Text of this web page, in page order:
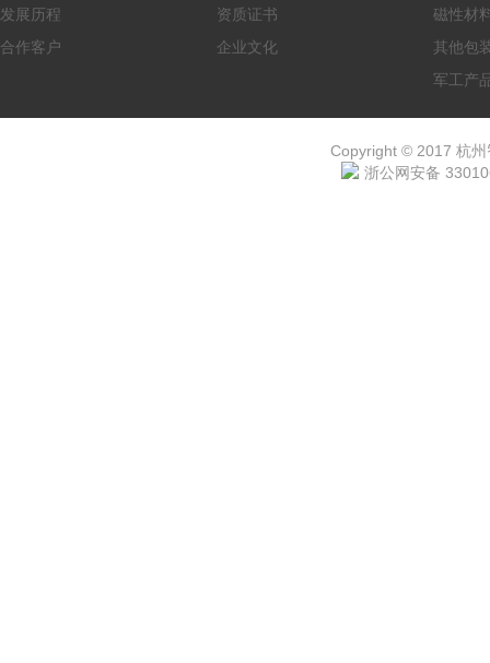
发展历程
合作客户
资质证书
企业文化
磁性材
其他包
军工产
Copyright © 2017 杭
浙公网安备